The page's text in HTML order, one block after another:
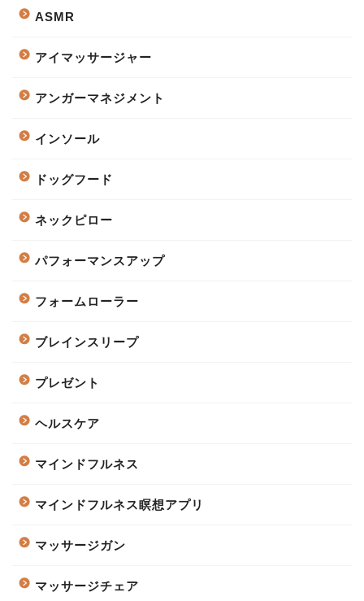
ASMR
アイマッサージャー
アンガーマネジメント
インソール
ドッグフード
ネックピロー
パフォーマンスアップ
フォームローラー
ブレインスリープ
プレゼント
ヘルスケア
マインドフルネス
マインドフルネス瞑想アプリ
マッサージガン
マッサージチェア